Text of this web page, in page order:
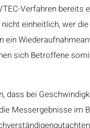
Verfahren bereits
einheitlich, wer
sich Betroffene
bei
Messergebnisse im